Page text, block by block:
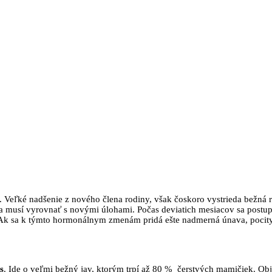
nadšenie z nového člena rodiny, však čoskoro vystrieda
musí vyrovnať s novými úlohami. Počas deviatich mesiacov sa
sa k týmto hormonálnym zmenám pridá ešte nadmerná únava,
. Ide o veľmi bežný jav, ktorým trpí až 80 % čerstvých mamičiek.